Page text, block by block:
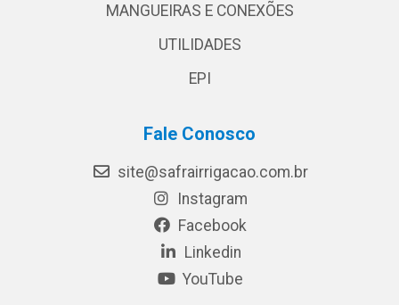
MANGUEIRAS E CONEXÕES
UTILIDADES
EPI
Fale Conosco
site@safrairrigacao.com.br
Instagram
Facebook
Linkedin
YouTube